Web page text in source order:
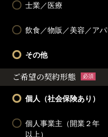
士業／医療
飲食／物販／美容／ア
その他
ご希望の契約形態 必須
個人（社会保険あり）
個人事業主（開業２年
以上）